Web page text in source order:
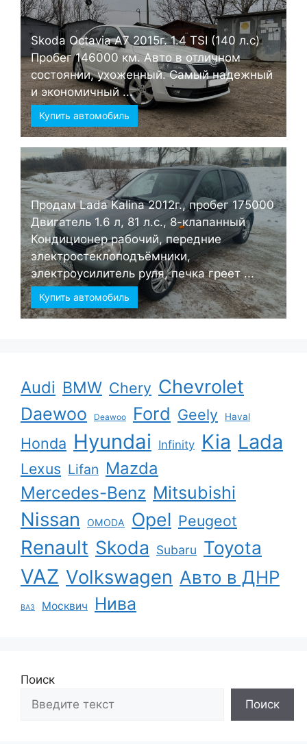
Skoda Octavia А7 2015г. 1.4 TSI (140 л.с)
Пробег 146000 км. Авто в отличном
состоянии, ухоженный. Самый надежный
и экономичный ...
Купить автомобиль
Продам Lada Kalina 2012г., пробег 175000
Двигатель 1.6 л, 81 л.с., 8-клапанный
Кондиционер рабочий, передние
электростеклоподъёмники,
электроусилитель руля, печка греет ...
Купить автомобиль
Audi BMW Chery Chevrolet
Daewoo Deawoo Ford Geely Haval
Honda Hyundai Infinity Kia Lada
Lexus Lifan Mazda
Mercedes-Benz Mitsubishi
Nissan OMODA Opel Peugeot
Renault Skoda Subaru Toyota
VAZ Volkswagen Авто в ДНР
ВАЗ Москвич Нива
Поиск
Поиск